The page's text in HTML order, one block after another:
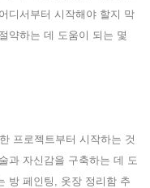
디서부터 시작해야 할지 막
약하는 데 도움이 되는 몇
프로젝트부터 시작하는 것
과 자신감을 구축하는 데 도
방 페인팅, 옷장 정리함 추